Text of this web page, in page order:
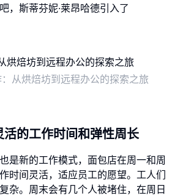
，斯蒂芬妮·莱昂哈德引入了
从烘焙坊到远程办公的探索之旅
的工作时间和弹性周长
是新的工作模式，面包店在周一和周
时间灵活，适应员工的愿望。工人们
杂。周末会有几个人被堵住，在周日